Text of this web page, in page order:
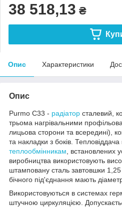
38 518,13 ₴
Опис Характеристики
Опис
Purmo C33 - радіатор сталевий,
трьома нагрівальними
лицьова сторони та всередині),
та накладки з боків.
теплообмінникам , встановлених
виробництва використовують
штамповану сталь завтовшки
бічного під'єднання мають
Використовуються в системах
штучною циркуляцією.